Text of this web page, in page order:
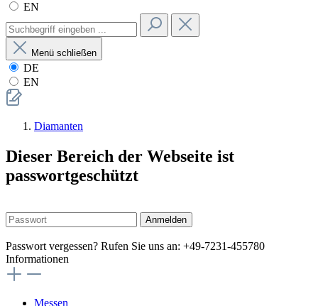
EN
Menü schließen
DE
EN
Diamanten
Dieser Bereich der Webseite ist
passwortgeschützt
Anmelden
Passwort vergessen? Rufen Sie uns an: +49-7231-455780
Informationen
Messen